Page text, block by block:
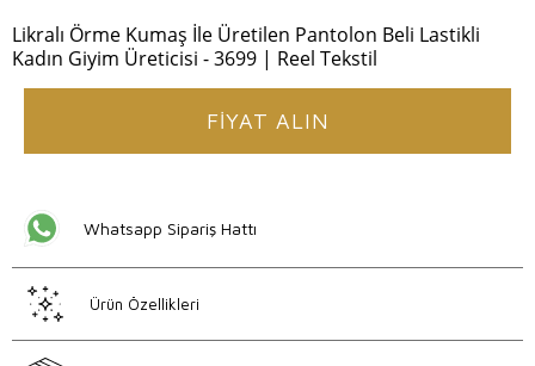
Likralı Örme Kumaş İle Üretilen Pantolon Beli Lastikli
Kadın Giyim Üreticisi - 3699 | Reel Tekstil
FİYAT ALIN
Whatsapp Sipariş Hattı
Ürün Özellikleri